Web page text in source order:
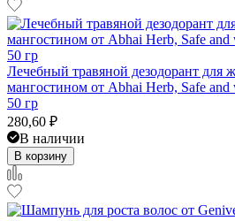
Лечебный травяной дезодорант для
мангостином от Abhai Herb, Safe
50 гр
280,60 ₽
В наличии
В корзину